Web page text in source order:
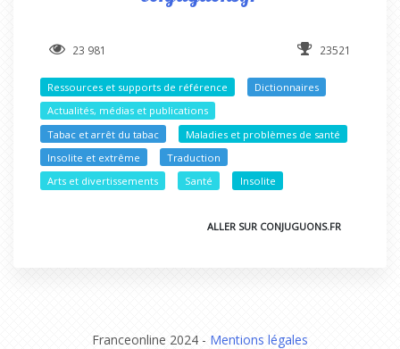
23 981 23521
Ressources et supports de référence
Dictionnaires
Actualités, médias et publications
Tabac et arrêt du tabac
Maladies et problèmes de santé
Insolite et extrême
Traduction
Arts et divertissements
Santé Insolite
ALLER SUR CONJUGUONS.FR
Franceonline 2024 - Mentions légales